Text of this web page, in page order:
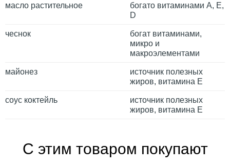
масло растительное
богато витаминами A, E,
D
чеснок
богат витаминами,
микро и
макроэлементами
майонез
источник полезных
жиров, витамина Е
соус коктейль
источник полезных
жиров, витамина Е
С этим товаром покупают